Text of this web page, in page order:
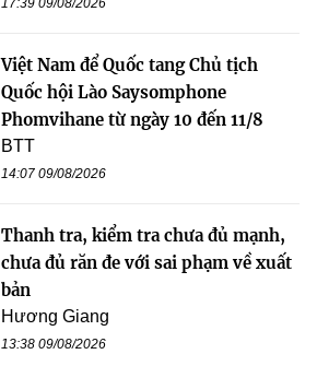
Việt Nam để Quốc tang Chủ tịch
Quốc hội Lào Saysomphone
Phomvihane từ ngày 10 đến 11/8
BTT
14:07 09/08/2026
Thanh tra, kiểm tra chưa đủ mạnh,
chưa đủ răn đe với sai phạm về xuất
bản
Hương Giang
13:38 09/08/2026